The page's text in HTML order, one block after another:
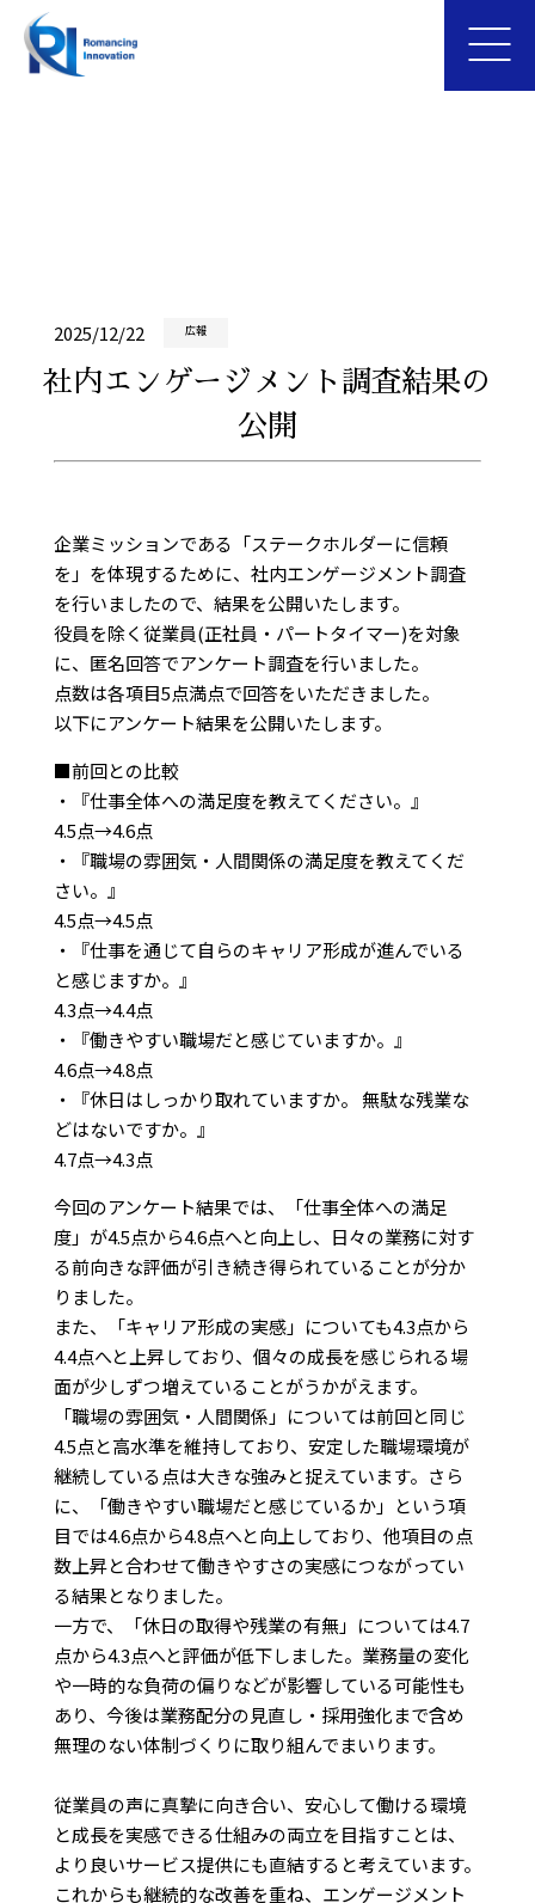
2025/12/22 広報
社内エンゲージメント調査結果の
公開
企業ミッションである「ステークホルダーに信頼
を」を体現するために、社内エンゲージメント調査
を行いましたので、結果を公開いたします。
役員を除く従業員(正社員・パートタイマー)を対象
に、匿名回答でアンケート調査を行いました。
点数は各項目5点満点で回答をいただきました。
以下にアンケート結果を公開いたします。
■前回との比較
・『仕事全体への満足度を教えてください。』
4.5点→4.6点
・『職場の雰囲気・人間関係の満足度を教えてくだ
さい。』
4.5点→4.5点
・『仕事を通じて自らのキャリア形成が進んでいる
と感じますか。』
4.3点→4.4点
・『働きやすい職場だと感じていますか。』
4.6点→4.8点
・『休日はしっかり取れていますか。 無駄な残業な
どはないですか。』
4.7点→4.3点
今回のアンケート結果では、「仕事全体への満足
度」が4.5点から4.6点へと向上し、日々の業務に対す
る前向きな評価が引き続き得られていることが分か
りました。
また、「キャリア形成の実感」についても4.3点から
4.4点へと上昇しており、個々の成長を感じられる場
面が少しずつ増えていることがうかがえます。
「職場の雰囲気・人間関係」については前回と同じ
4.5点と高水準を維持しており、安定した職場環境が
継続している点は大きな強みと捉えています。さら
に、「働きやすい職場だと感じているか」という項
目では4.6点から4.8点へと向上しており、他項目の点
数上昇と合わせて働きやすさの実感につながってい
る結果となりました。
一方で、「休日の取得や残業の有無」については4.7
点から4.3点へと評価が低下しました。業務量の変化
や一時的な負荷の偏りなどが影響している可能性も
あり、今後は業務配分の見直し・採用強化まで含め
無理のない体制づくりに取り組んでまいります。
従業員の声に真摯に向き合い、安心して働ける環境
と成長を実感できる仕組みの両立を目指すことは、
より良いサービス提供にも直結すると考えています。
これからも継続的な改善を重ね、エンゲージメント